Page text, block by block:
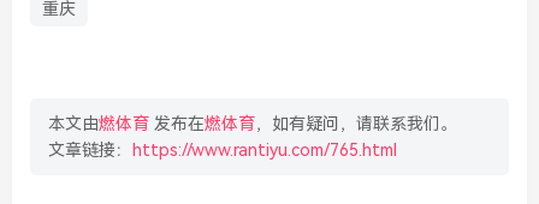
重庆
本文由燃体育 发布在燃体育，如有疑问，请联系我们。
文章链接：
https://www.rantiyu.com/765.html